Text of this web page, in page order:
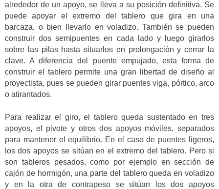
alrededor de un apoyo, se lleva a su posición definitiva. Se
puede apoyar el extremo del tablero que gira en una
barcaza, o bien llevarlo en voladizo. También se pueden
construir dos semipuentes en cada lado y luego girarlos
sobre las pilas hasta situarlos en prolongación y cerrar la
clave. A diferencia del puente empujado, esta forma de
construir el tablero permite una gran libertad de diseño al
proyectista, pues se pueden girar puentes viga, pórtico, arco
o atirantados.
Para realizar el giro, el tablero queda sustentado en tres
apoyos, el pivote y otros dos apoyos móviles, separados
para mantener el equilibrio. En el caso de puentes ligeros,
los dos apoyos se sitúan en el extremo del tablero. Pero si
son tableros pesados, como por ejemplo en sección de
cajón de hormigón, una parte del tablero queda en voladizo
y en la otra de contrapeso se sitúan los dos apoyos